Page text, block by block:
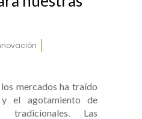
mercados ha traído
y el agotamiento de
tradicionales. Las